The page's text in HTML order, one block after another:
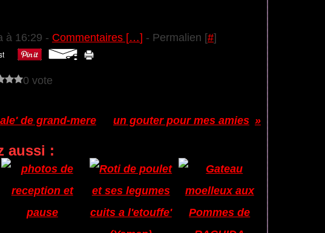
à 16:29 - Commentaires […] - Permalien [#]
0 vote
de grand-mere un gouter pour mes amies
aussi :